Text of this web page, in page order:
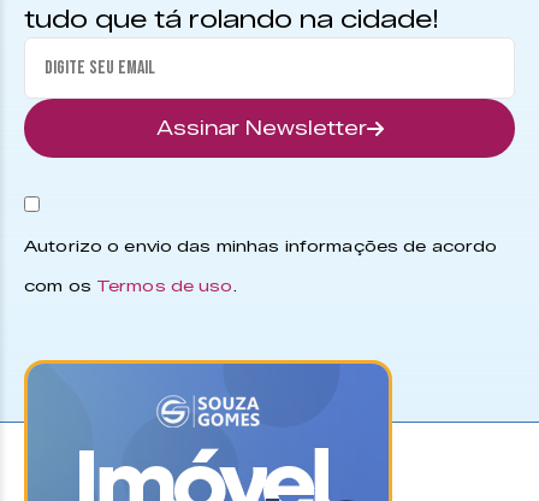
tudo que tá rolando na cidade!
Assinar Newsletter
Autorizo o envio das minhas informações de acordo
com os Termos de uso.